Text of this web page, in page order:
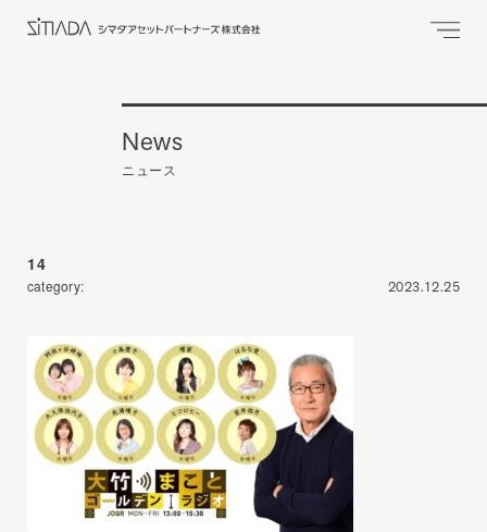
News
ニュース
14
category: 2023.12.25